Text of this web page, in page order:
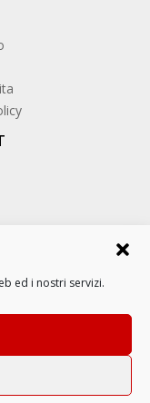
ed i nostri servizi.